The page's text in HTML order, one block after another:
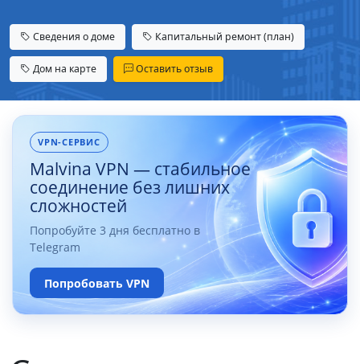
Сведения о доме Капитальный ремонт (план)
Дом на карте Оставить отзыв
VPN-СЕРВИС
Malvina VPN — стабильное
соединение без лишних
сложностей
Попробуйте 3 дня бесплатно в
Telegram
Попробовать VPN